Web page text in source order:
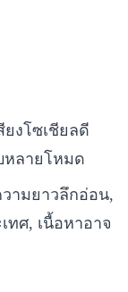
ยงโซเชียลดี
หลายโหมด
ามยาวลึกอ่อน,
ทศ, เนื้อหาอาจ